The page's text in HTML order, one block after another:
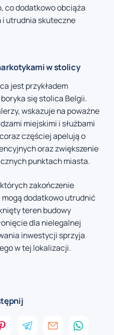
co dodatkowo obciąża
i utrudnia skuteczne
w stolicy
jest przykładem
się stolica Belgii.
wskazuje na poważne
miejskimi i służbami
częściej apelują o
oraz zwiększenie
punktach miasta.
zakończenie
dodatkowo utrudnić
teren budowy
dla nielegalnej
inwestycji sprzyja
w tej lokalizacji.